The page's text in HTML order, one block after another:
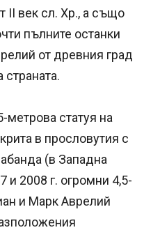
II век сл. Хр., а също
пълните останки
от древния град
метрова статуя на
в прословутия с
(в Западна
и 2008 г. огромни 4,5-
и Марк Аврелий